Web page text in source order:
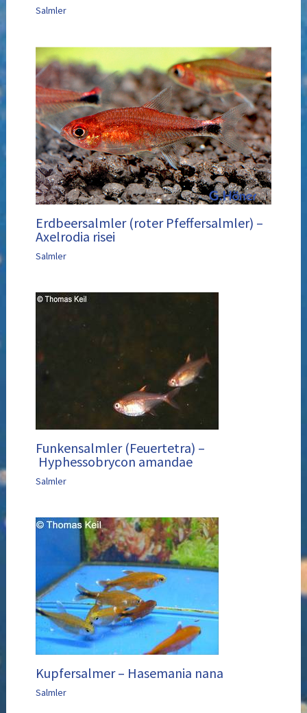
Salmler
Erdbeersalmler (roter Pfeffersalmler) –
Axelrodia risei
Salmler
Funkensalmler (Feuertetra) –
Hyphessobrycon amandae
Salmler
Kupfersalmer – Hasemania nana
Salmler